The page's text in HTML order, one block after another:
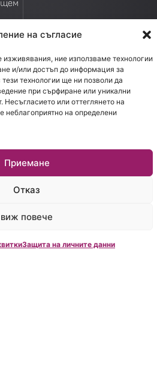
на съгласие
ние използваме технологии
и/или достъп до информация за
технологии ще ни позволи да
при сърфиране или уникални
Несъгласието или оттеглянето на
неблагоприятно на определени
Приемане
Отказ
виж повече
Защита на личните данни
на